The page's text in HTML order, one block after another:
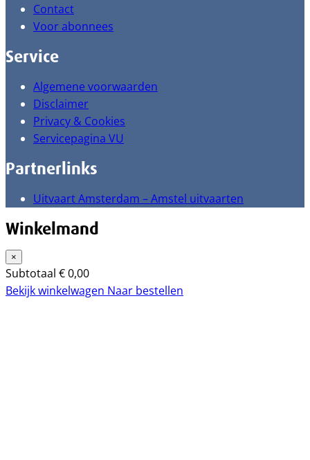
Contact
Voor abonnees
Service
Algemene voorwaarden
Disclaimer
Privacy & Cookies
Servicepagina VU
Partnerlinks
Uitvaart Amsterdam – Amstel uitvaarten
Winkelmand
×
Subtotaal €0,00
Bekijk winkelwagen Naar bestellen